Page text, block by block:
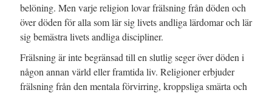
belöning. Men varje religion lovar frälsning från döden och
över döden för alla som lär sig livets andliga lärdomar och lär
sig bemästra livets andliga discipliner.
Frälsning är inte begränsad till en slutlig seger över döden i
någon annan värld eller framtida liv. Religioner erbjuder
frälsning från den mentala förvirring, kroppsliga smärta och